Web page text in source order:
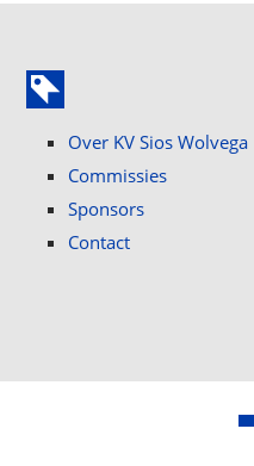
Over KV Sios Wolvega
Commissies
Sponsors
Contact